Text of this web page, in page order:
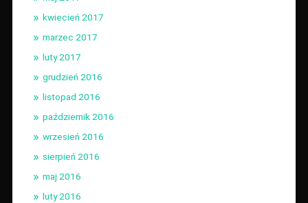
kwiecień 2017
marzec 2017
luty 2017
grudzień 2016
listopad 2016
październik 2016
wrzesień 2016
sierpień 2016
maj 2016
luty 2016